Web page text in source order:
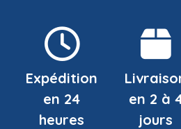
Expédition
en 24
heures
en 2 à
jours